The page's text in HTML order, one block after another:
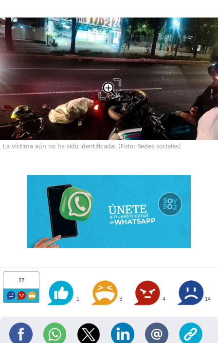
La víctima aún no ha sido identificada. (Foto: Redes sociales)
22
1 3 4 14